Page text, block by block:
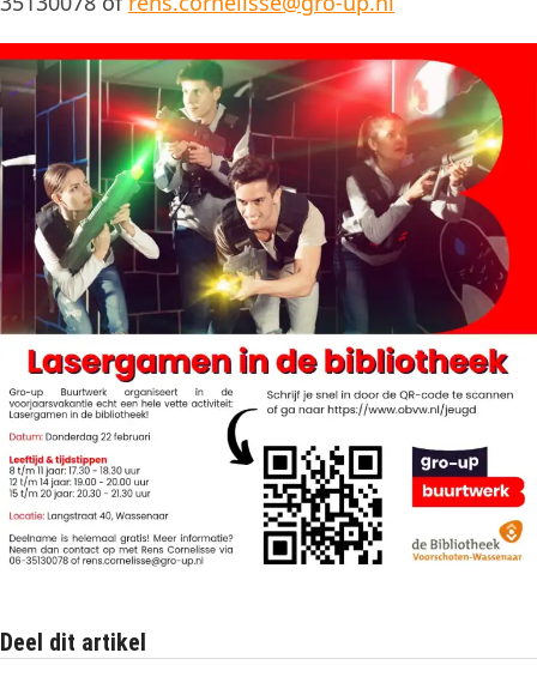
Deel dit artikel